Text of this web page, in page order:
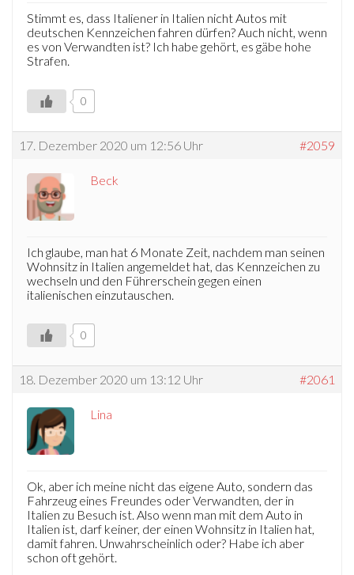
Stimmt es, dass Italiener in Italien nicht Autos mit
deutschen Kennzeichen fahren dürfen? Auch nicht, wenn
es von Verwandten ist? Ich habe gehört, es gäbe hohe
Strafen.
0
17. Dezember 2020 um 12:56 Uhr #2059
Beck
Ich glaube, man hat 6 Monate Zeit, nachdem man seinen
Wohnsitz in Italien angemeldet hat, das Kennzeichen zu
wechseln und den Führerschein gegen einen
italienischen einzutauschen.
0
18. Dezember 2020 um 13:12 Uhr #2061
Lina
Ok, aber ich meine nicht das eigene Auto, sondern das
Fahrzeug eines Freundes oder Verwandten, der in
Italien zu Besuch ist. Also wenn man mit dem Auto in
Italien ist, darf keiner, der einen Wohnsitz in Italien hat,
damit fahren. Unwahrscheinlich oder? Habe ich aber
schon oft gehört.